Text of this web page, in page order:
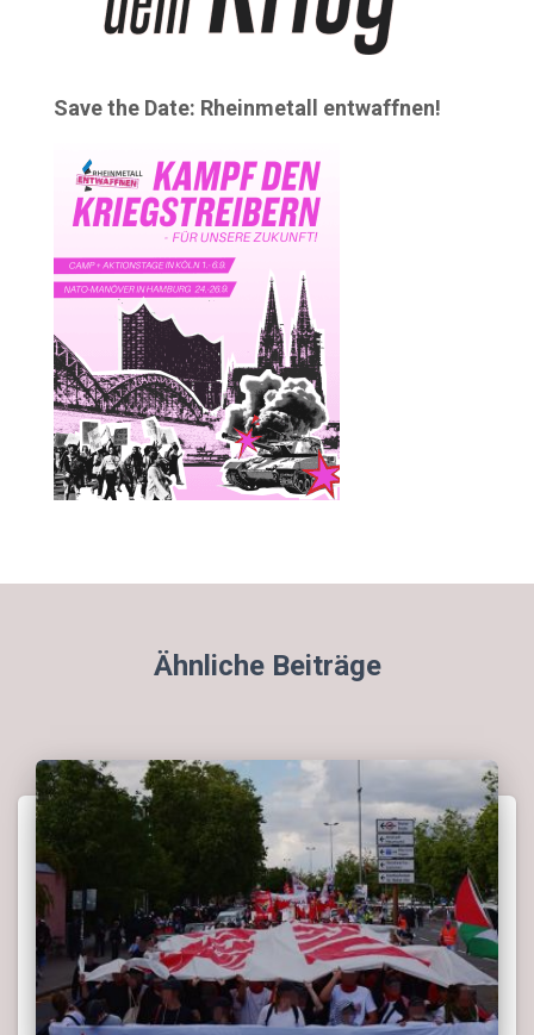
Save the Date: Rheinmetall entwaffnen!
Ähnliche Beiträge